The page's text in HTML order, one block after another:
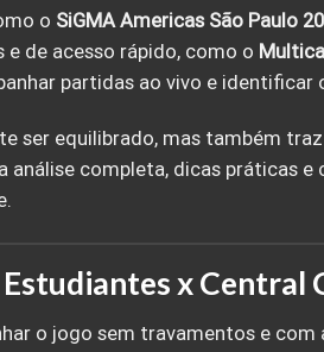
o SiGMA Americas São Paulo
de acesso rápido, como o
partidas ao vivo e
ser equilibrado, mas também
análise completa, dicas práticas
x Central
o jogo sem travamentos e com